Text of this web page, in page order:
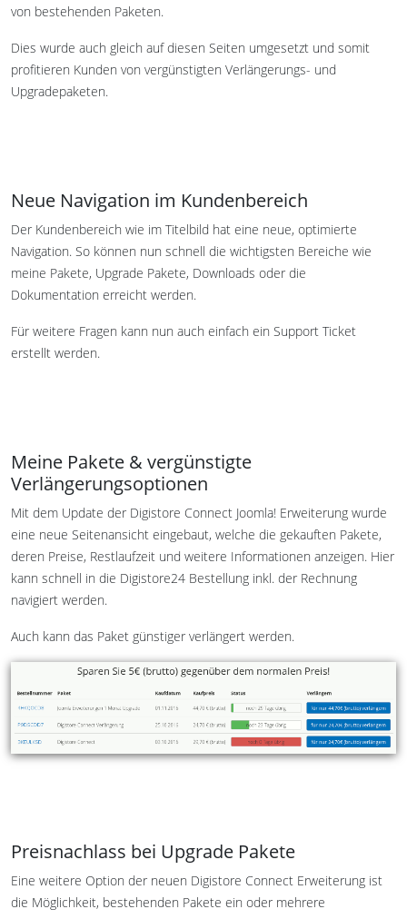
von bestehenden Paketen.
Dies wurde auch gleich auf diesen Seiten umgesetzt und somit
profitieren Kunden von vergünstigten Verlängerungs- und
Upgradepaketen.
Neue Navigation im Kundenbereich
Der Kundenbereich wie im Titelbild hat eine neue, optimierte
Navigation. So können nun schnell die wichtigsten Bereiche wie
meine Pakete, Upgrade Pakete, Downloads oder die
Dokumentation erreicht werden.
Für weitere Fragen kann nun auch einfach ein Support Ticket
erstellt werden.
Meine Pakete & vergünstigte
Verlängerungsoptionen
Mit dem Update der Digistore Connect Joomla! Erweiterung wurde
eine neue Seitenansicht eingebaut, welche die gekauften Pakete,
deren Preise, Restlaufzeit und weitere Informationen anzeigen. Hier
kann schnell in die Digistore24 Bestellung inkl. der Rechnung
navigiert werden.
Auch kann das Paket günstiger verlängert werden.
Preisnachlass bei Upgrade Pakete
Eine weitere Option der neuen Digistore Connect Erweiterung ist
die Möglichkeit, bestehenden Pakete ein oder mehrere